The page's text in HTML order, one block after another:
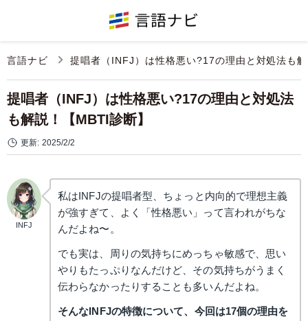
言語ナビ 提唱者（INFJ）は性格悪い?17の理由と対処法も
提唱者（INFJ）は性格悪い?17の理由と対処法
も解説！【MBTI診断】
更新: 2025/2/2
INFJ
私はINFJの提唱者型、ちょっと内向的で理想主義
が強すぎて、よく「性格悪い」って言われがちな
んだよね〜。
でも実は、周りの気持ちにめっちゃ敏感で、思い
やりもたっぷりなんだけど、その気持ちがうまく
伝わらなかったりすることも多いんだよね。
そんなINFJの特徴について、今回は17個の理由を